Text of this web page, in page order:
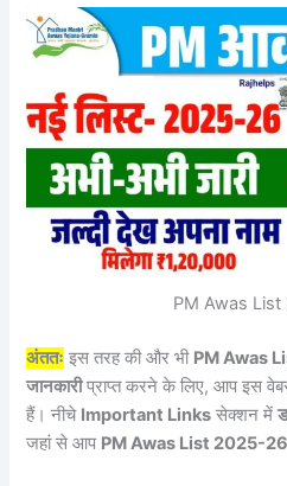
PM Awas
अंततः इस तरह की और भी PM Awas
जानकारीप्राप्त करने के लिए, आप इस
हैं। नीचे Important Links सेक्शन में
जहां से आप PM Awas List 2025-26